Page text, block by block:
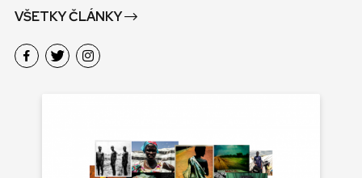
VŠETKY ČLÁNKY